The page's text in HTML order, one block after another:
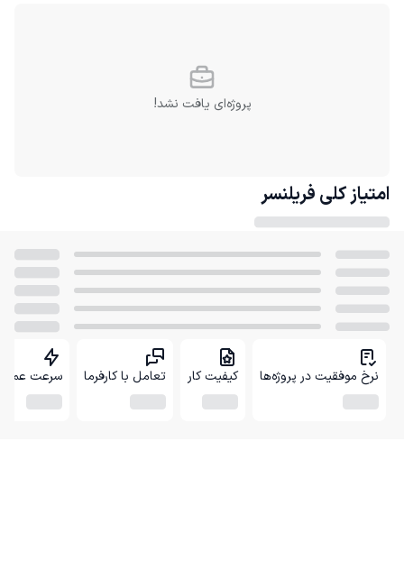
پروژه‌ای یافت نشد!
امتیاز کلی فریلنسر
نرخ موفقیت در پروژه‌ها کیفیت کار تعامل با کارفرما سرعت عمل